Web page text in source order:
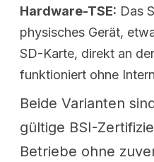
Hardware-TSE: Das
physisches Gerät,
SD-Karte, direkt an
funktioniert ohne
Beide Varianten
gültige BSI-
Betriebe ohne